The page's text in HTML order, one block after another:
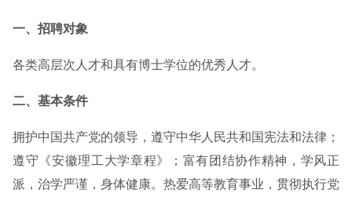
一、招聘对象
各类高层次人才和具有博士学位的优秀人才。
二、基本条件
拥护中国共产党的领导，遵守中华人民共和国宪法和法律；
遵守《安徽理工大学章程》；富有团结协作精神，学风正
派，治学严谨，身体健康。热爱高等教育事业，贯彻执行党